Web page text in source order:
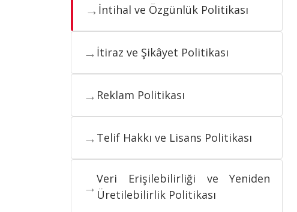
→ İntihal ve Özgünlük Politikası
→ İtiraz ve Şikâyet Politikası
→ Reklam Politikası
→ Telif Hakkı ve Lisans Politikası
→Veri Erişilebilirliği ve Yeniden
Üretilebilirlik Politikası